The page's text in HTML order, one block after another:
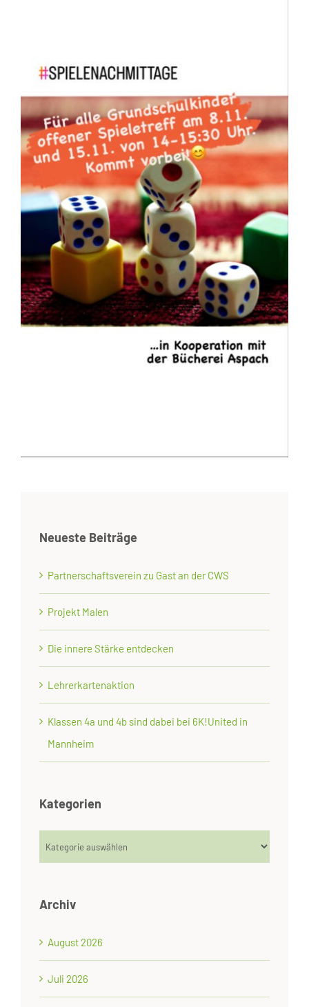
Neueste Beiträge
Partnerschaftsverein zu Gast an der CWS
Projekt Malen
Die innere Stärke entdecken
Lehrerkartenaktion
Klassen 4a und 4b sind dabei bei 6K!United in
Mannheim
Kategorien
Kategorien
Archiv
August 2026
Juli 2026